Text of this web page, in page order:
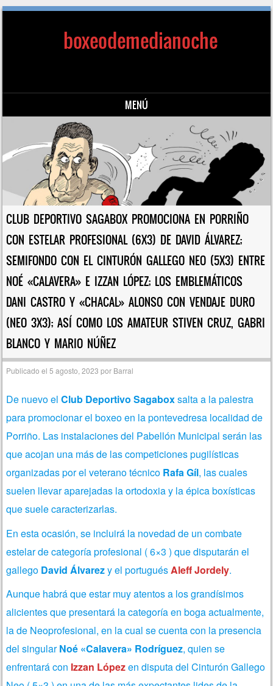
boxeodemedianoche
MENÚ
Saltar al contenido
CLUB DEPORTIVO SAGABOX PROMOCIONA EN PORRIÑO
CON ESTELAR PROFESIONAL (6X3) DE DAVID ÁLVAREZ;
SEMIFONDO CON EL CINTURÓN GALLEGO NEO (5X3) ENTRE
NOÉ «CALAVERA» E IZZAN LÓPEZ; LOS EMBLEMÁTICOS
DANI CASTRO Y «CHACAL» ALONSO CON VENDAJE DURO
(NEO 3X3); ASÍ COMO LOS AMATEUR STIVEN CRUZ, GABRI
BLANCO Y MARIO NÚÑEZ
Publicado el5 agosto, 2023 por Barral
De nuevo elClub Deportivo Sagaboxsalta a la palestra
para promocionar el boxeo en la pontevedresa localidad de
Porriño. Las instalaciones del Pabellón Municipal serán las
que acojan una más de las competiciones pugilísticas
organizadas por el veterano técnico Rafa Gíl, las cuales
suelen llevar aparejadas la ortodoxia y la épica boxísticas
que suele caracterizarlas.
En esta ocasión, se incluirá la novedad de un combate
estelar de categoría profesional ( 6×3 ) que disputarán el
gallego David Álvarezy el portugués Aleff Jordely.
Aunque habrá que estar muy atentos a los grandísimos
alicientes que presentará la categoría en boga actualmente,
la de Neoprofesional, en la cual se cuenta con la presencia
del singularNoé «Calavera» Rodríguez, quien se
enfrentará con Izzan Lópezen disputa del Cinturón Gallego